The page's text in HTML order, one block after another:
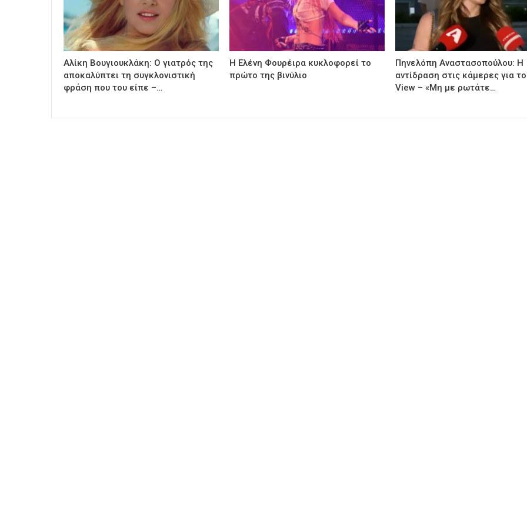
Αλίκη Βουγιουκλάκη: Ο γιατρός της
αποκαλύπτει τη συγκλονιστική
φράση που του είπε –…
Η Ελένη Φουρέιρα κυκλοφορεί το
πρώτο της βινύλιο
Πηνελόπη Αναστασοπούλου: Η
αντίδραση στις κάμερες για
View – «Μη με ρωτάτε…